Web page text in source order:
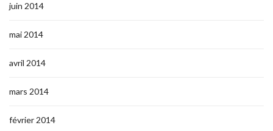
juin 2014
mai 2014
avril 2014
mars 2014
février 2014